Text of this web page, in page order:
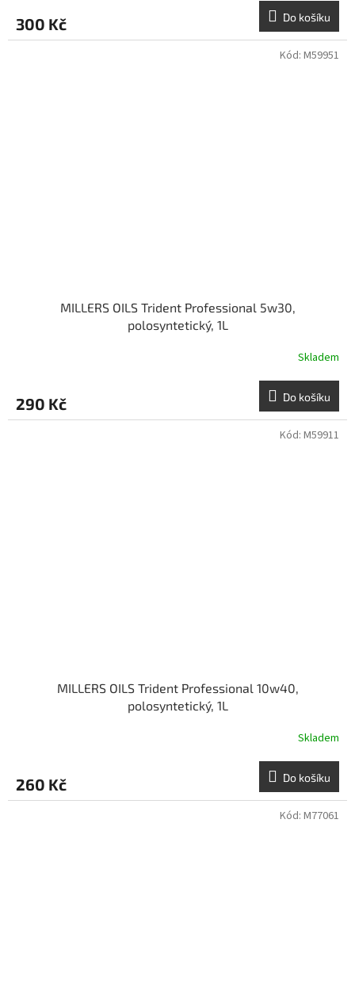
300 Kč Do košíku
MILLERS OILS Trident Professional 5w30,
polosyntetický, 1L
Skladem
290 Kč Do košíku
Kód: M59951
MILLERS OILS Trident Professional 10w40,
polosyntetický, 1L
Skladem
260 Kč Do košíku
Kód: M59911
Kód: M77061